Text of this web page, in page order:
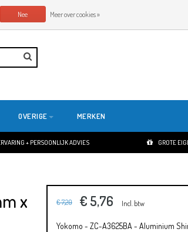
OVERIGE MERKEN
+ PERSOONLIJK ADVIES GROTE
x € 7,20 € 5,76 Incl. btw
Yokomo - ZC-A3625BA - Aluminium
Nee Meer over cookies »